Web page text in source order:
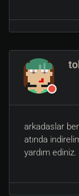
arkadaslar
atında
yardım ediniz.